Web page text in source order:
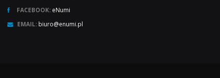
FACEBOOK: eNumi
EMAIL: biuro@enumi.pl